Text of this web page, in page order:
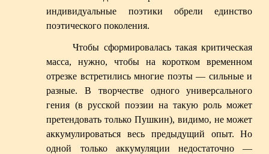
индивидуальные поэтики обрели единство
поэтического поколения.
Чтобы сформировалась такая критическая
масса, нужно, чтобы на коротком временном
отрезке встретились многие поэты — сильные и
разные. В творчестве одного универсального
гения (в русской поэзии на такую роль может
претендовать только Пушкин), видимо, не может
аккумулироваться весь предыдущий опыт. Но
одной только аккумуляции недостаточно —